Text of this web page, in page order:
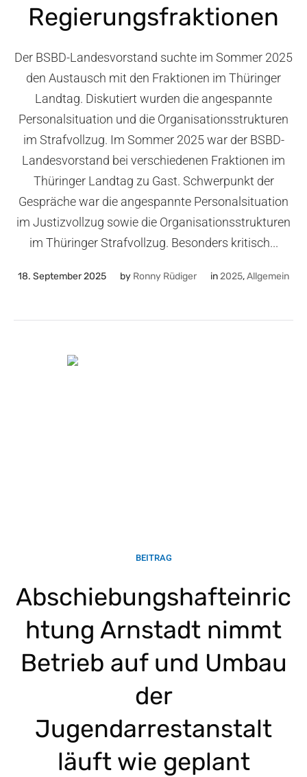
Regierungsfraktionen
Der BSBD-Landesvorstand suchte im Sommer 2025
den Austausch mit den Fraktionen im Thüringer
Landtag. Diskutiert wurden die angespannte
Personalsituation und die Organisationsstrukturen
im Strafvollzug. Im Sommer 2025 war der BSBD-
Landesvorstand bei verschiedenen Fraktionen im
Thüringer Landtag zu Gast. Schwerpunkt der
Gespräche war die angespannte Personalsituation
im Justizvollzug sowie die Organisationsstrukturen
im Thüringer Strafvollzug. Besonders kritisch...
18. September 2025 by Ronny Rüdiger in2025,Allgemein
BEITRAG
Abschiebungshafteinric
htung Arnstadt nimmt
Betrieb auf und Umbau
der
Jugendarrestanstalt
läuft wie geplant